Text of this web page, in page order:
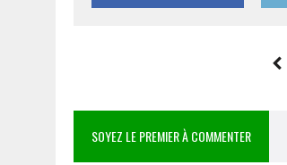
SOYEZ LE PREMIER À COMMENTER